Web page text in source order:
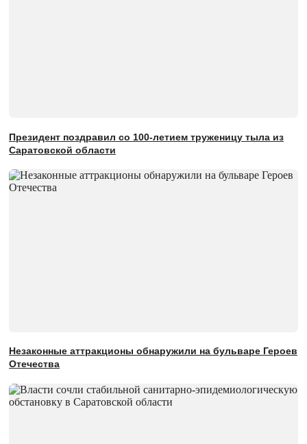
Президент поздравил со 100-летием труженицу тыла из
Саратовской области
Незаконные аттракционы обнаружили на бульваре Героев
Отечества